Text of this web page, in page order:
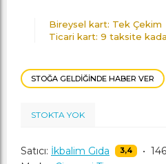
Bireysel kart: Tek Çekim
Ticari kart: 9 taksite
STOKTA YOK
STOĞA GELDIĞINDE HABER VER
Satıcı: İkbalim Gıda 3,4 •